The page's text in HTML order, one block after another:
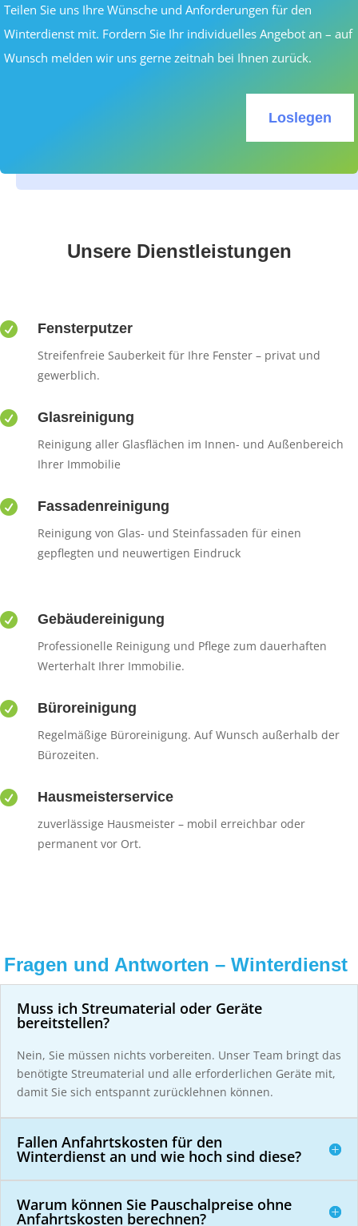
Teilen Sie uns Ihre Wünsche und Anforderungen für den
Winterdienst mit. Fordern Sie Ihr individuelles Angebot an – auf
Wunsch melden wir uns gerne zeitnah bei Ihnen zurück.
Loslegen
Unsere Dienstleistungen
 Fensterputzer
Streifenfreie Sauberkeit für Ihre Fenster – privat und
gewerblich.
 Glasreinigung
Reinigung aller Glasflächen im Innen- und Außenbereich
Ihrer Immobilie
 Fassadenreinigung
Reinigung von Glas- und Steinfassaden für einen
gepflegten und neuwertigen Eindruck
 Gebäudereinigung
Professionelle Reinigung und Pflege zum dauerhaften
Werterhalt Ihrer Immobilie.
 Büroreinigung
Regelmäßige Büroreinigung. Auf Wunsch außerhalb der
Bürozeiten.
 Hausmeisterservice
zuverlässige Hausmeister – mobil erreichbar oder
permanent vor Ort.
Fragen und Antworten – Winterdienst
Muss ich Streumaterial oder Geräte
bereitstellen?
Nein, Sie müssen nichts vorbereiten. Unser Team bringt das
benötigte Streumaterial und alle erforderlichen Geräte mit,
damit Sie sich entspannt zurücklehnen können.
Fallen Anfahrtskosten für den
Winterdienst an und wie hoch sind diese?
Warum können Sie Pauschalpreise ohne
Anfahrtskosten berechnen?